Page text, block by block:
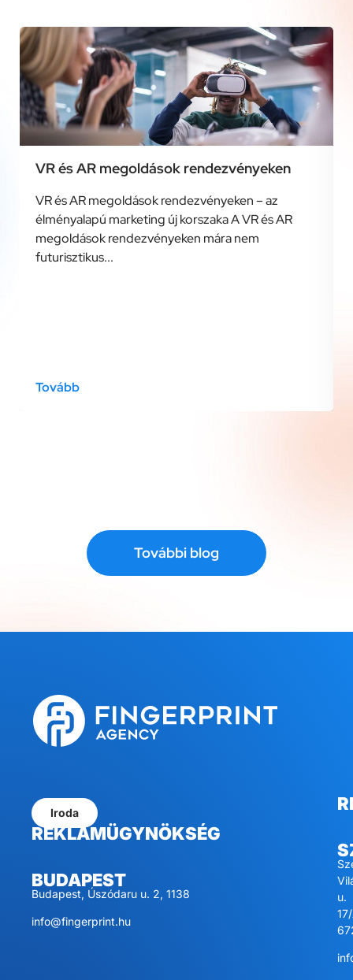
VR és AR megoldások rendezvényeken
VR és AR megoldások rendezvényeken – az
élményalapú marketing új korszaka A VR és AR
megoldások rendezvényeken mára nem
futurisztikus...
Tovább
További blog
Iroda
REKLÁMÜGYNÖKSÉG
BUDAPEST
Budapest, Úszódaru u. 2, 1138
info@fingerprint.hu
u.